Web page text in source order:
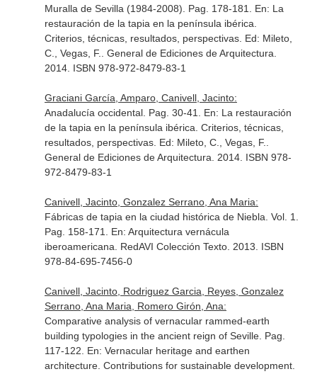
Muralla de Sevilla (1984-2008). Pag. 178-181. En: La
restauración de la tapia en la península ibérica.
Criterios, técnicas, resultados, perspectivas. Ed: Mileto,
C., Vegas, F.
. General de Ediciones de Arquitectura.
2014. ISBN 978-972-8479-83-1
Graciani García, Amparo, Canivell, Jacinto:
Anadalucía occidental. Pag. 30-41. En: La restauración
de la tapia en la península ibérica. Criterios, técnicas,
resultados, perspectivas. Ed: Mileto, C., Vegas, F.
General de Ediciones de Arquitectura. 2014. ISBN 978-
972-8479-83-1
Canivell, Jacinto, Gonzalez Serrano, Ana Maria:
Fábricas de tapia en la ciudad histórica de Niebla. Vol. 1.
Pag. 158-171. En: Arquitectura vernácula
iberoamericana . RedAVI Colección Texto. 2013. ISBN
978-84-695-7456-0
Canivell, Jacinto, Rodriguez Garcia, Reyes, Gonzalez
Serrano, Ana Maria, Romero Girón, Ana:
Comparative analysis of vernacular rammed-earth
building typologies in the ancient reign of Seville. Pag.
117-122. En: Vernacular heritage and earthen
architecture. Contributions for sustainable development.